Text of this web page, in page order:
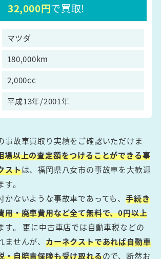
32,000円で買取!
マツダ
180,000km
2,000cc
平成13年/2001年
事故車買取り実績をご確認いただけま
場以上の査定額をつけることができる事
ストは、福岡県八女市の事故車を大歓迎
。
かないような事故車であっても、手続き
用・廃車費用など全て無料で、0円以上
す。 更に中古車店では自動車税などの
ませんが、カーネクストであれば自動車
・自賠責保険も受け取れるので、断然お